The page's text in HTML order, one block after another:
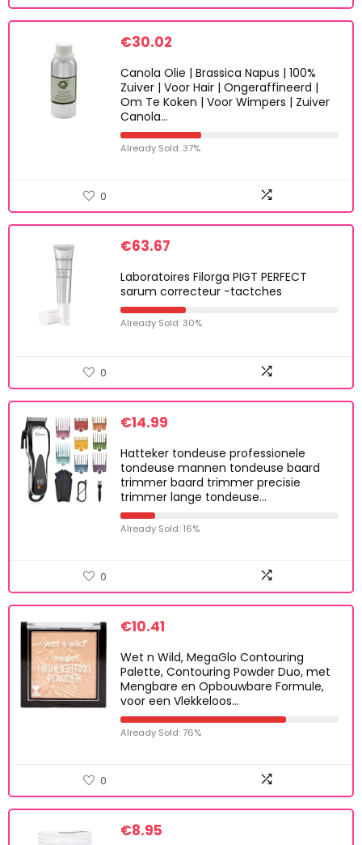
€30.02
Canola Olie | Brassica Napus | 100%
Zuiver | Voor Hair | Ongeraffineerd |
Om Te Koken | Voor Wimpers | Zuiver
Canola…
Already Sold: 37%
0
€63.67
Laboratoires Filorga PIGT PERFECT
sarum correcteur -tactches
Already Sold: 30%
0
€14.99
Hatteker tondeuse professionele
tondeuse mannen tondeuse baard
trimmer baard trimmer precisie
trimmer lange tondeuse…
Already Sold: 16%
0
€10.41
Wet n Wild, MegaGlo Contouring
Palette, Contouring Powder Duo, met
Mengbare en Opbouwbare Formule,
voor een Vlekkeloos…
Already Sold: 76%
0
€8.95